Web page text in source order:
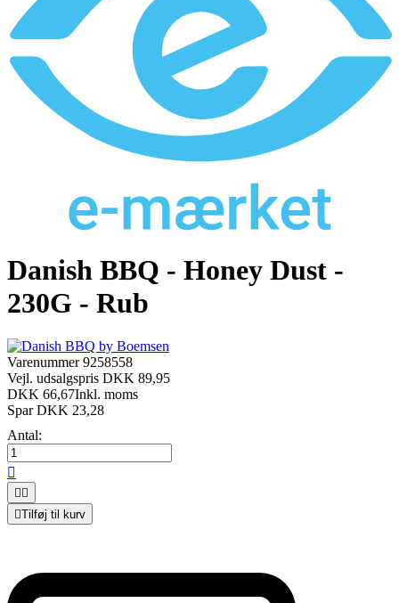
Danish BBQ - Honey Dust -
230G - Rub
Varenummer9258558
Vejl. udsalgspris DKK 89,95
DKK 66,67Inkl. moms
Spar DKK 23,28
Antal:

 
Tilføj til kurv